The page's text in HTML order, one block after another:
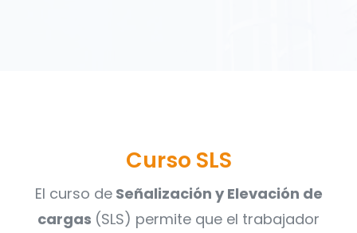
Curso SLS
El curso deSeñalización y Elevación de
cargas (SLS) permite que el trabajador